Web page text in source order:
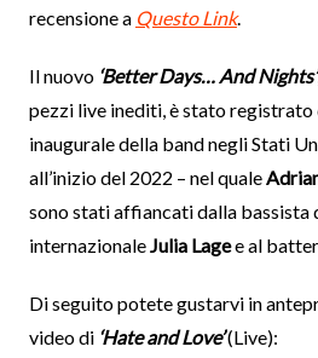
recensione a Questo Link.
Il nuovo ‘Better Days… And Nights’
pezzi live inediti, è stato
inaugurale della band negli Stati
all’inizio del 2022 – nel quale
sono stati affiancati dalla bassista
internazionaleJulia Lagee al
Di seguito potete gustarvi in
video di ‘Hate and Love’(Live):